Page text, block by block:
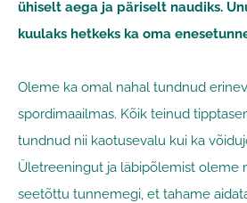
ühiselt aega ja päriselt naudiks.
kuulaks hetkeks ka oma
Oleme ka omal nahal tundnud
spordimaailmas. Kõik teinud
tundnud nii kaotusevalu kui ka
Ületreeningut ja läbipõlemist oleme
seetõttu tunnemegi, et tahame